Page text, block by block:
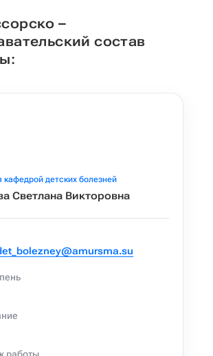
–
состав
детских болезней
Светлана Викторовна